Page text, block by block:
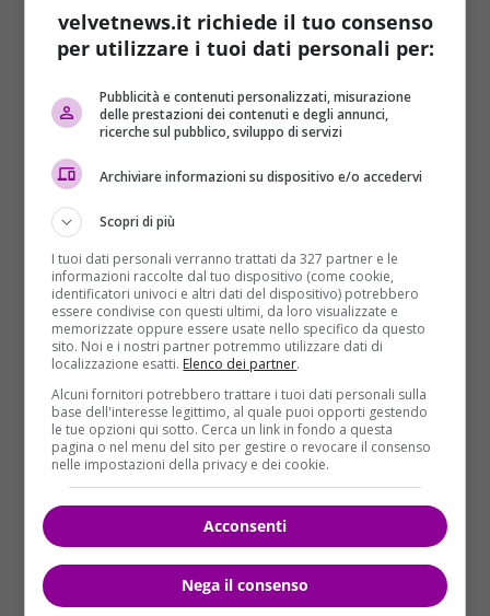
Durante il giorno del Corpus Dominidurante la
messa nella chiesa di Onzo, sono arrivate le
dimissioni del parroco. La decisione è stata presa
insieme al vescovoGuglielmo Borghettiche ha
riferito come già da diverso tempoDon Angelo
aveva intenzione di lasciare le tre parrocchie. Infine
insieme hanno concordato le dimissioni giustificate
da un altro incarico.
In molti credono che questo gesto sia
direttamente collegato alla mentalità di Don
Angelo, famoso per non aver simpatia per i
migranti e per gli stranieri in genere. QuandoPapa
Francescoinvitò i preti ad aprire le porte delle loro
chiese per far entrare i profughi, disse che piuttosto
di accogliere i migranti avrebbe bruciato tutta la
parrocchia. Le sue dimissioni sono state giustificate
per giusta causa“, ma secondo molte voci,
guerra interna per la gestione delle varie
parrocchie della zona. Non è escluso che le
dimissioni siano legate alla
contrapposizione tra la
vecchia guida della diocesi di Albenga,
velvetnews.it richiede il tuo consenso
per utilizzare i tuoi dati personali per:
Pubblicità e contenuti personalizzati, misurazione
delle prestazioni dei contenuti e degli annunci,
ricerche sul pubblico, sviluppo di servizi
Archiviare informazioni su dispositivo e/o accedervi
Scopri di più
I tuoi dati personali verranno trattati da 327 partner e le
informazioni raccolte dal tuo dispositivo (come cookie,
identificatori univoci e altri dati del dispositivo) potrebbero
essere condivise con questi ultimi, da loro visualizzate e
memorizzate oppure essere usate nello specifico da questo
sito. Noi e i nostri partner potremmo utilizzare dati di
localizzazione esatti. Elenco dei partner.
Alcuni fornitori potrebbero trattare i tuoi dati personali sulla
base dell'interesse legittimo, al quale puoi opporti gestendo
le tue opzioni qui sotto. Cerca un link in fondo a questa
pagina o nel menu del sito per gestire o revocare il consenso
nelle impostazioni della privacy e dei cookie.
Acconsenti
Nega il consenso